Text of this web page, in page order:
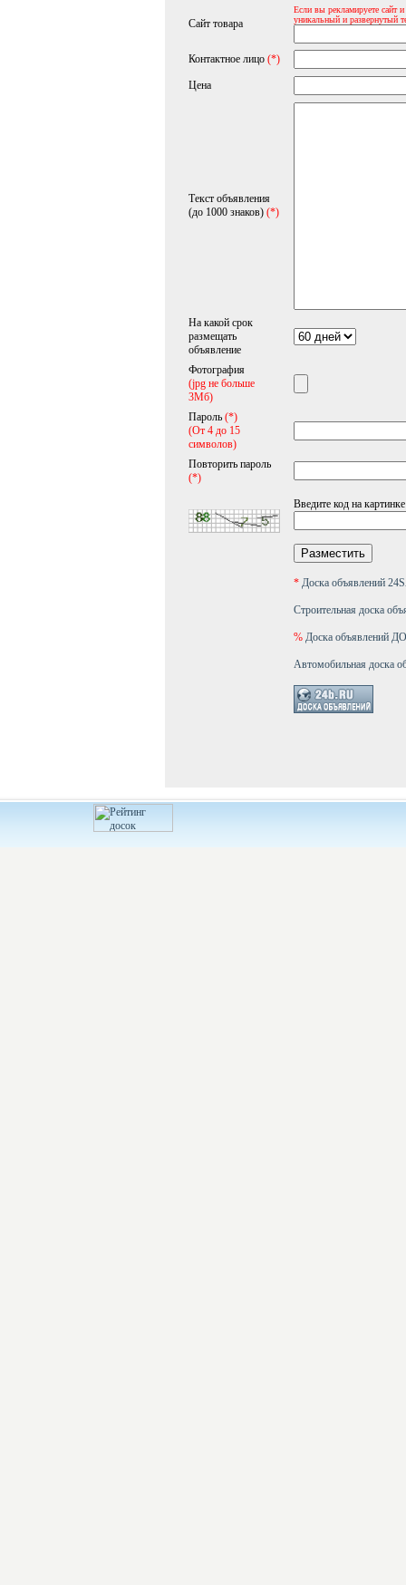
Сайт товара
Если вы рекламируете сайт
уникальный и развернутый
Контактное лицо (*)
Цена
Текст объявления
(до 1000 знаков) (*)
На какой срок
размещать
объявление
Фотография
(jpg не больше
3Мб)
Пароль (*)
(От 4 до 15
символов)
Повторить пароль
(*)
Введите код на картинке
* Доска объявлений
Строительная доска
% Доска объявлений
Автомобильная доска